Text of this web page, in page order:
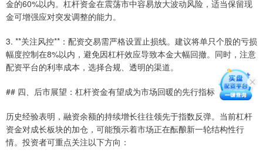
金的60%以内。杠杆资金在震荡市中容易放大波动风险，适当保留现
金可增强应对突发调整的能力。
3. **关注风控**：配资交易需严格设置止损线。建议将单只个股的亏损
幅度控制在8%以内，避免因杠杆效应导致本金大幅回撤。同时，注意
配资平台的利率成本，选择合规、透明的渠道。
## 四、后市展望：杠杆资金有望成为市场回暖的先行指标
历史经验表明，融资余额的持续增长往往领先于指数反弹。当前杠杆
资金对成长板块的加仓，可能预示着市场正在酝酿新一轮结构性行
情。投资者可重点关注以下方向：